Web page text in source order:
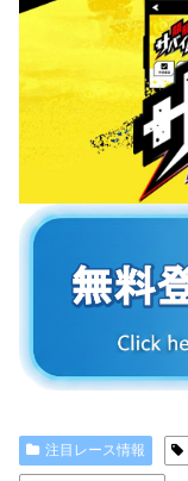
注目レース情報